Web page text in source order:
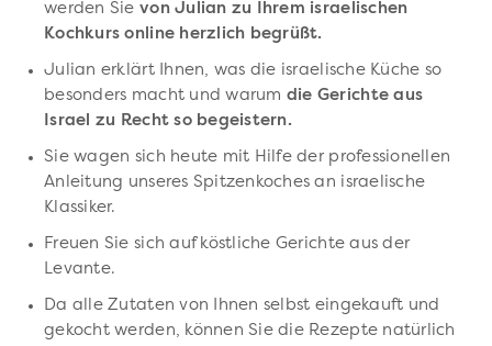
werden Sievon Julian zu Ihrem israelischen
Kochkurs online herzlich begrüßt.
Julian erklärt Ihnen, was die israelische Küche so
besonders macht und warum die Gerichte aus
Israel zu Recht so begeistern.
Sie wagen sich heute mit Hilfe der professionellen
Anleitung unseres Spitzenkoches an israelische
Klassiker.
Freuen Sie sich auf köstliche Gerichte aus der
Levante.
Da alle Zutaten von Ihnen selbst eingekauft und
gekocht werden, können Sie die Rezepte natürlich